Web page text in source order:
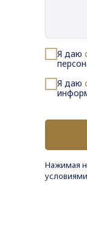
Я даю
Я даю
Нажимая
условиями